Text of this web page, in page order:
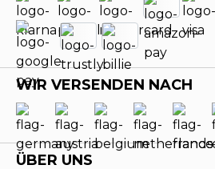
WIR VERSENDEN NACH
ÜBER UNS